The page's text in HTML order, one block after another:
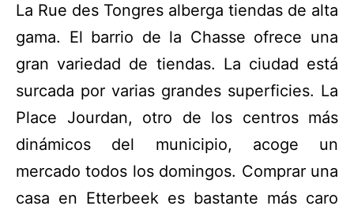
La Rue des Tongres alberga tiendas de alta
gama. El barrio de la Chasse ofrece una
gran variedad de tiendas. La ciudad está
surcada por varias grandes superficies. La
Place Jourdan, otro de los centros más
dinámicos del municipio, acoge un
mercado todos los domingos. Comprar una
casa en Etterbeek es bastante más caro